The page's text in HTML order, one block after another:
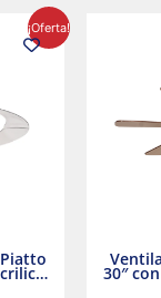
¡Oferta!
precio
actual
30″